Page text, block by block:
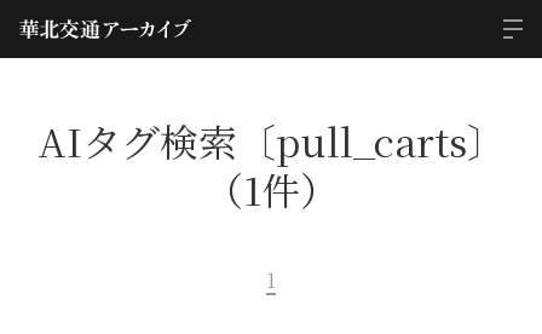
AIタグ検索〔pull_carts〕
（1件）
1